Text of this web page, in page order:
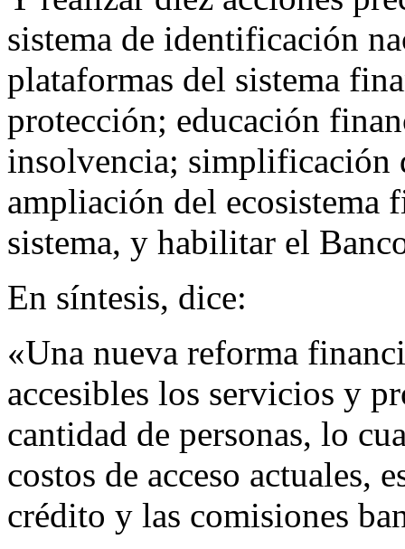
sistema de identificación
plataformas del sistema
protección; educación
insolvencia; simplificación
ampliación del ecosistema
sistema, y habilitar el
En síntesis, dice:
«Una nueva reforma
accesibles los servicios y
cantidad de personas, lo
costos de acceso actuales,
crédito y las comisiones